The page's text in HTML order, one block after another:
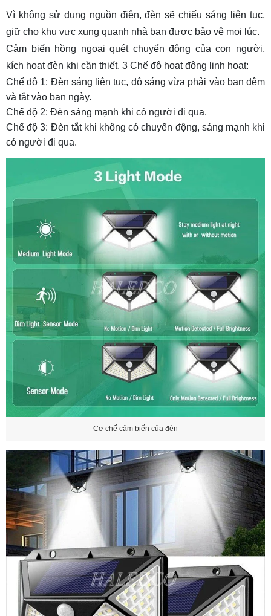
Vì không sử dụng nguồn điện, đèn sẽ chiếu sáng liên tục,
giữ cho khu vực xung quanh nhà bạn được bảo vệ mọi lúc.
Cảm biến hồng ngoại quét chuyển động của con người,
kích hoạt đèn khi cần thiết. 3 Chế độ hoạt động linh hoạt:
Chế độ 1: Đèn sáng liên tục, độ sáng vừa phải vào ban đêm
và tắt vào ban ngày.
Chế độ 2: Đèn sáng mạnh khi có người đi qua.
Chế độ 3: Đèn tắt khi không có chuyển động, sáng mạnh khi
có người đi qua.
Cơ chế cảm biến của đèn